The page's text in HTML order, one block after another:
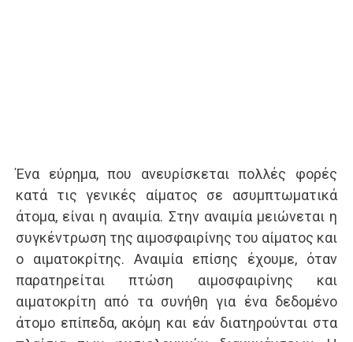
Ένα εύρημα, που ανευρίσκεται πολλές φορές
κατά τις γενικές αίματος σε ασυμπτωματικά
άτομα, είναι η αναιμία. Στην αναιμία μειώνεται η
συγκέντρωση της αιμοσφαιρίνης του αίματος και
ο αιματοκρίτης. Αναιμία επίσης έχουμε, όταν
παρατηρείται πτώση αιμοσφαιρίνης και
αιματοκρίτη από τα συνήθη για ένα δεδομένο
άτομο επίπεδα, ακόμη και εάν διατηρούνται στα